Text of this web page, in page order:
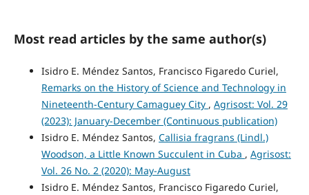
Most read articles by the same author(s)
Isidro E. Méndez Santos, Francisco Figaredo Curiel,
Remarks on the History of Science and Technology in
Nineteenth-Century Camaguey City , Agrisost: Vol. 29
(2023): January-December (Continuous publication)
Isidro E. Méndez Santos, Callisia fragrans (Lindl.)
Woodson, a Little Known Succulent in Cuba , Agrisost:
Vol. 26 No. 2 (2020): May-August
Isidro E. Méndez Santos, Francisco Figaredo Curiel,